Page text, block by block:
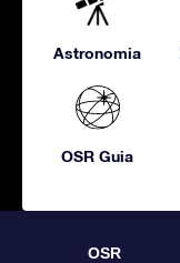
Astronomia
OSR Guia
OSR